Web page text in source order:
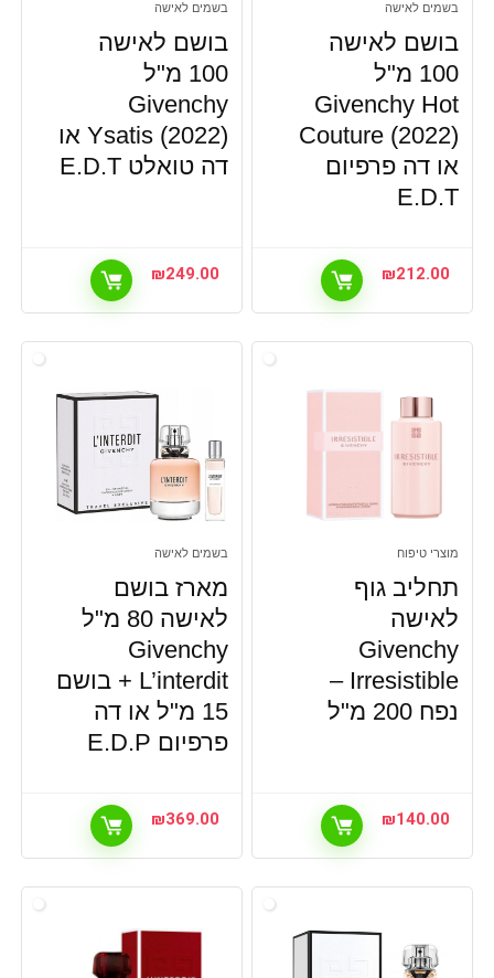
בשמים לאישה
בושם לאישה
100 מ"ל
Givenchy Hot
Couture (2022)
או דה פרפיום
E.D.T
₪212.00
בשמים לאישה
בושם לאישה
100 מ"ל
Givenchy
Ysatis (2022) או
דה טואלט E.D.T
₪249.00
מוצרי טיפוח
תחליב גוף
לאישה
Givenchy
Irresistible –
נפח 200 מ"ל
₪140.00
בשמים לאישה
מארז בושם
לאישה 80 מ"ל
Givenchy
L’interdit + בושם
15 מ"ל או דה
פרפיום E.D.P
₪369.00